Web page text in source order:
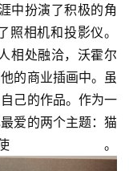
中扮演了积极的角
相机和投影仪。
相处融洽，沃霍尔
的商业插画中。虽
己的作品。作为一
爱的两个主题：猫
。